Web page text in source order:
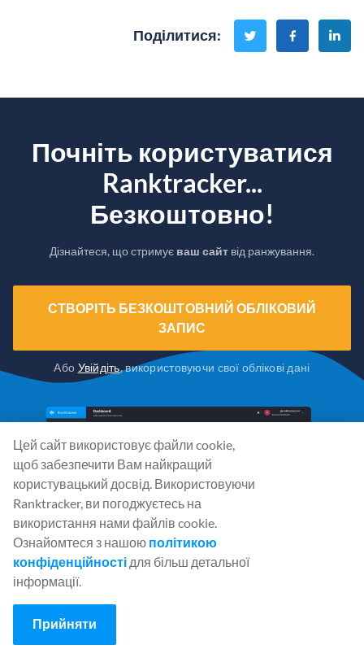
Поділитися:
Почніть користуватися
Ranktracker...
Безкоштовно!
Дізнайтеся, що стримує ваш сайт від ранжування.
СТВОРІТЬ БЕЗКОШТОВНИЙ ОБЛІКОВИЙ
ЗАПИС
Або Увійдіть, використовуючи свої облікові дані
Соціальні мережі
Цей сайт використовує файли cookie,
щоб забезпечити Вам найкращий
користувацький досвід. Використовуючи
Ranktracker, ви погоджуєтесь на
використання нами файлів cookie.
Ознайомтеся з нашою політикою
конфіденційності для більш детальної
інформації.
Прийняти